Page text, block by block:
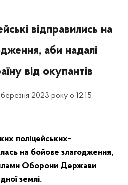
відправились на
аби надалі
від окупантів
2023 року о 12:15
поліцейських-
на бойове злагодження,
Оборони Держави
землі.